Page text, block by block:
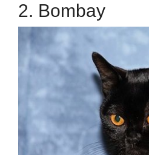
2. Bombay